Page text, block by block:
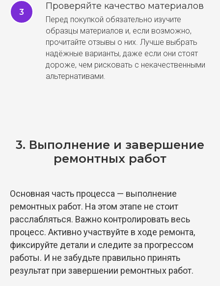
Проверяйте качество материалов
Перед покупкой обязательно изучите
образцы материалов и, если возможно,
прочитайте отзывы о них. Лучше выбрать
надёжные варианты, даже если они стоят
дороже, чем рисковать с некачественными
альтернативами.
3. Выполнение и завершение
ремонтных работ
Основная часть процесса — выполнение
ремонтных работ. На этом этапе не стоит
расслабляться. Важно контролировать весь
процесс. Активно участвуйте в ходе ремонта,
фиксируйте детали и следите за прогрессом
работы. И не забудьте правильно принять
результат при завершении ремонтных работ.